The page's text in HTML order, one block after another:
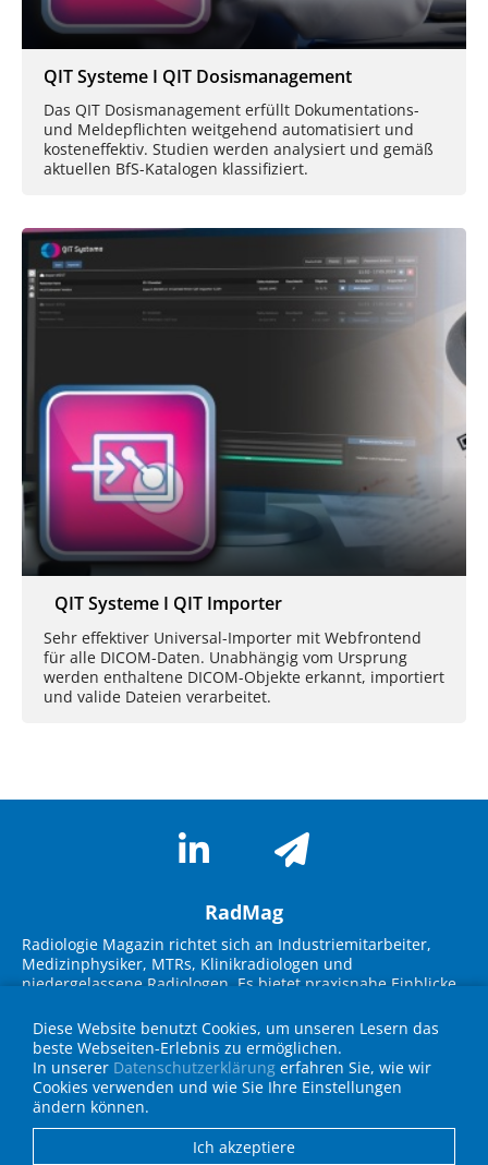
QIT Systeme I QIT Dosismanagement
Das QIT Dosismanagement erfüllt Dokumentations-
und Meldepflichten weitgehend automatisiert und
kosteneffektiv. Studien werden analysiert und gemäß
aktuellen BfS-Katalogen klassifiziert.
QIT Systeme I QIT Importer
Sehr effektiver Universal-Importer mit Webfrontend
für alle DICOM-Daten. Unabhängig vom Ursprung
werden enthaltene DICOM-Objekte erkannt, importiert
und valide Dateien verarbeitet.
RadMag
Radiologie Magazin richtet sich an Industriemitarbeiter,
Medizinphysiker, MTRs, Klinikradiologen und
niedergelassene Radiologen. Es bietet praxisnahe Einblicke
Lösungen. Im Fokus stehen Themen wie KI-Integration,
Workflow-Optimierung, strukturierte Befundung und
Strahlenschutz. Experteninterviews, Fallbeispiele und
Geräteübersichten unterstützen die Zielgruppe bei
Entscheidungen für die Praxis und fördern den
Diese Website benutzt Cookies, um unseren Lesern das
beste Webseiten-Erlebnis zu ermöglichen.
In unserer Datenschutzerklärung erfahren Sie, wie wir
Cookies verwenden und wie Sie Ihre Einstellungen
ändern können.
Ich akzeptiere